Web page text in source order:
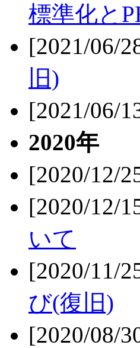
標準化と
[2021/06/
旧)
[2021/06/
2020年
[2020/12/
[2020/12/
いて
[2020/11/
び(復旧)
[2020/08/